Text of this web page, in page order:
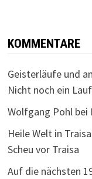
KOMMENTARE
Geisterläufe und
Nicht noch ein
Wolfgang Pohlbei
Heile Welt in
Scheu vor Traisa
Auf die nächsten